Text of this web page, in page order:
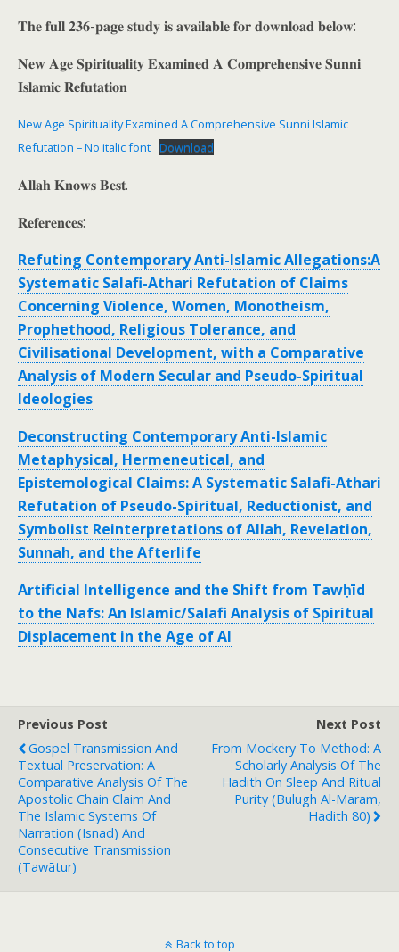
𝐓𝐡𝐞 𝐟𝐮𝐥𝐥 𝟐𝟑𝟔-𝐩𝐚𝐠𝐞 𝐬𝐭𝐮𝐝𝐲 𝐢𝐬 𝐚𝐯𝐚𝐢𝐥𝐚𝐛𝐥𝐞 𝐟𝐨𝐫 𝐝𝐨𝐰𝐧𝐥𝐨𝐚𝐝 𝐛𝐞𝐥𝐨𝐰:
𝐍𝐞𝐰 𝐀𝐠𝐞 𝐒𝐩𝐢𝐫𝐢𝐭𝐮𝐚𝐥𝐢𝐭𝐲 𝐄𝐱𝐚𝐦𝐢𝐧𝐞𝐝 𝐀 𝐂𝐨𝐦𝐩𝐫𝐞𝐡𝐞𝐧𝐬𝐢𝐯𝐞 𝐒𝐮𝐧𝐧𝐢
𝐈𝐬𝐥𝐚𝐦𝐢𝐜 𝐑𝐞𝐟𝐮𝐭𝐚𝐭𝐢𝐨𝐧
New Age Spirituality Examined A Comprehensive Sunni Islamic
Refutation – No italic font Download
𝐀𝐥𝐥𝐚𝐡 𝐊𝐧𝐨𝐰𝐬 𝐁𝐞𝐬𝐭.
𝐑𝐞𝐟𝐞𝐫𝐞𝐧𝐜𝐞𝐬:
Refuting Contemporary Anti-Islamic Allegations:A
Systematic Salafi-Athari Refutation of Claims
Concerning Violence, Women, Monotheism,
Prophethood, Religious Tolerance, and
Civilisational Development, with a Comparative
Analysis of Modern Secular and Pseudo-Spiritual
Ideologies
Deconstructing Contemporary Anti-Islamic
Metaphysical, Hermeneutical, and
Epistemological Claims: A Systematic Salafi-Athari
Refutation of Pseudo-Spiritual, Reductionist, and
Symbolist Reinterpretations of Allah, Revelation,
Sunnah, and the Afterlife
Artificial Intelligence and the Shift from Tawḥīd
to the Nafs: An Islamic/Salafi Analysis of Spiritual
Displacement in the Age of AI
Previous Post
Gospel Transmission And
Textual Preservation: A
Comparative Analysis Of The
Apostolic Chain Claim And
The Islamic Systems Of
Narration (Isnad) And
Consecutive Transmission
(Tawātur)
Next Post
From Mockery To Method: A
Scholarly Analysis Of The
Hadith On Sleep And Ritual
Purity (Bulugh Al-Maram,
Hadith 80)
Back to top